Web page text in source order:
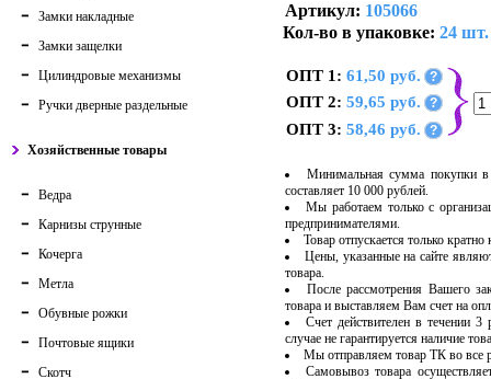
Замки накладные
Замки защелки
Цилиндровые механизмы
Ручки дверные раздельные
Хозяйственные товары
Ведра
Карнизы струнные
Кочерга
Метла
Обувные рожки
Почтовые ящики
Скотч
Артикул: 105066
Кол-во в упаковке: 24 шт.
ОПТ 1: 61,50 руб. ?
ОПТ 2: 59,65 руб. ?
ОПТ 3: 58,46 руб. ?
Минимальная сумма покупки в
составляет 10 000 рублей.
Мы работаем только с
предпринимателями.
Товар отпускается только
Цены, указанные на сайте
товара.
После рассмотрения Вашего
товара и выставляем Вам счет на
Счет действителен в течении
случае не гарантируется наличие
Мы отправляем товар ТК во
Самовывоз товара